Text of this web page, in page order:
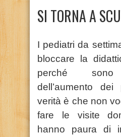
SI TORNA A
I pediatri da
bloccare la
perché sono
dell’aumento
verità è che non
fare le visite
hanno paura di